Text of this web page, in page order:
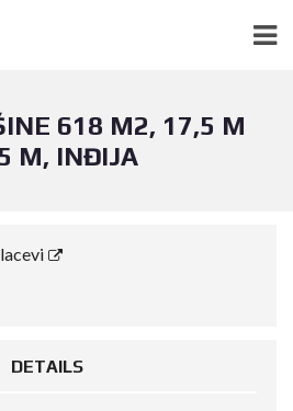
618 M2, 17,5 M
M, INĐIJA
DETAILS